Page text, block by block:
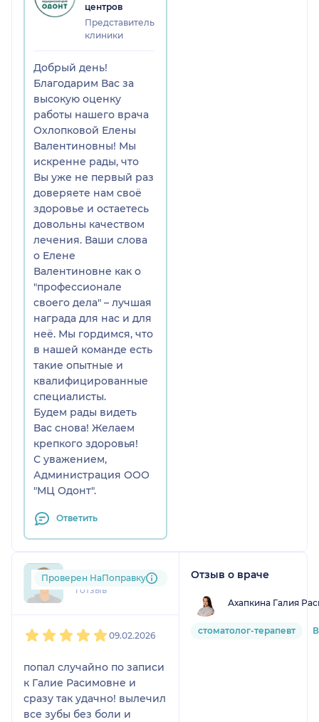
центров
Представитель
клиники
Добрый день!
Благодарим Вас за
высокую оценку
работы нашего врача
Охлопковой Елены
Валентиновны! Мы
искренне рады, что
Вы уже не первый раз
доверяете нам своё
здоровье и остаетесь
довольны качеством
лечения. Ваши слова
о Елене
Валентиновне как о
"профессионале
своего дела" – лучшая
награда для нас и для
неё. Мы гордимся, что
в нашей команде есть
такие опытные и
квалифицированные
специалисты.
Будем рады видеть
Вас снова! Желаем
крепкого здоровья!
С уважением,
Администрация ООО
"МЦ Одонт".
Ответить
kir....@....ru
1 отзыв
Проверен НаПоправку
09.02.2026
попал случайно по записи
к Галие Расимовне и
сразу так удачно! вылечил
все зубы без боли и
Отзыв о враче
Ахапкина Галия
стоматолог-терапевт